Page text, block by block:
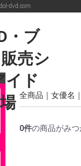
dvd.com
全商品 女優名
0件の商品がみつ